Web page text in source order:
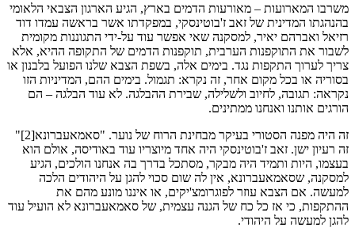
משרבו המארועות – מאורעות הדמים בארץ, הגיע הארגון הצבאי הלאומי
בהנהגתו המדינית של זאב ז'בוטינסקי, במפקדתו אשר בראשה עמדו דוד
רזיאל ואברהם יאיר, למסקנה שאי אפשר עוד על-ידי התגוננות מקומית
לשבור את התוקפנות הערבית, תוקפנות הדמים של התקופה ההיא, אלא
צריך לערוך התקפות נגד. בימים אלה, בשפת הצבא שלנו הפועל בלבנון או
בסוריה או בכל מקום אחר, זה נקרא: תגמול. בימים ההם, המדיניות הזו
נקראה: תגובה, לחיוב ולשלילה, שבירת ההבלגה. לא עוד הבלגה – הם
הורגים אותנו ואנחנו ממתינים.
זה היה מפנה הסטורי בעיקר מבחינת הרוח של נוער. "סאמאעברונא[2]"
זה רעיון ישן. זאב ז'בוטינסקי היה אחד מיוצריו עוד באודיסה, אולם הוא
בעצמו, היות ותמיד היה מבקר, מסתכל בדרך בה אנחנו הולכים, הגיע
למסקנה, שסאמאעברונא, אין לה שום סכוי להגן על היהודים הלכה
למעשה. אם הצבא עוזר לפוגרומצ'יקים, או איננו מונע מהם את
ההתקפות, כי אז כל כח של הגנה עצמית, של סאמאעברונא לא הועיל עוד
להגן למעשה על היהודי.